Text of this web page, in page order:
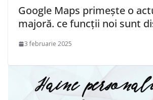
Google Maps primește o
majoră. ce funcții noi sunt
3 februarie 2025